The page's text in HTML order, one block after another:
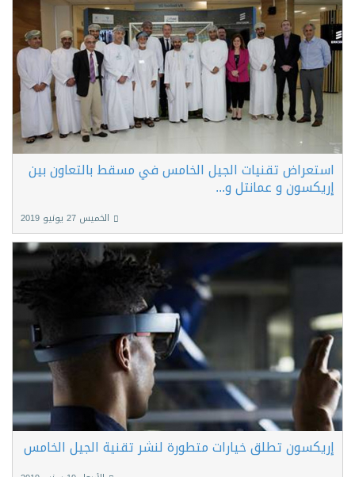
استعراض تقنيات الجيل الخامس في مسقط بالتعاون بين
إريكسون و عمانتل و...
الخميس 27 يونيو 2019
إريكسون تطلق خيارات متطورة لنشر تقنية الجيل الخامس